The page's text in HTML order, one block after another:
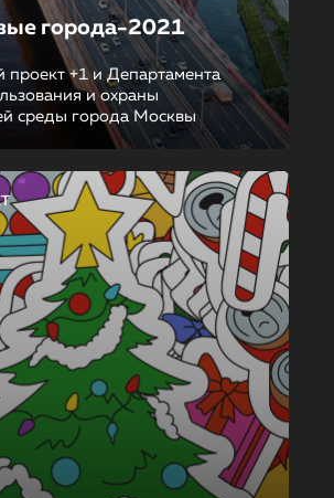
города-2021
проект +1 и Департамента
и охраны
среды города Москвы